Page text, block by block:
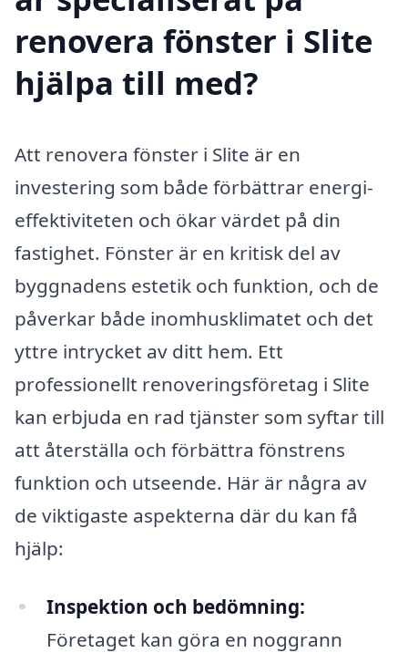
renovera fönster i Slite
hjälpa till med?
Att renovera fönster i Slite är en
investering som både förbättrar energi-
effektiviteten och ökar värdet på din
fastighet. Fönster är en kritisk del av
byggnadens estetik och funktion, och de
påverkar både inomhusklimatet och det
yttre intrycket av ditt hem. Ett
professionellt renoveringsföretag i Slite
kan erbjuda en rad tjänster som syftar till
att återställa och förbättra fönstrens
funktion och utseende. Här är några av
de viktigaste aspekterna där du kan få
hjälp:
Inspektion och bedömning:
Företaget kan göra en noggrann